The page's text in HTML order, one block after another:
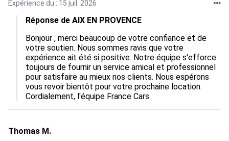
Expérience du : 15 juil. 2026
Réponse de AIX EN PROVENCE
Bonjour , merci beaucoup de votre confiance et de
votre soutien. Nous sommes ravis que votre
expérience ait été si positive. Notre équipe s'efforce
toujours de fournir un service amical et professionnel
pour satisfaire au mieux nos clients. Nous espérons
vous revoir bientôt pour votre prochaine location.
Cordialement, l'équipe France Cars
Thomas M.